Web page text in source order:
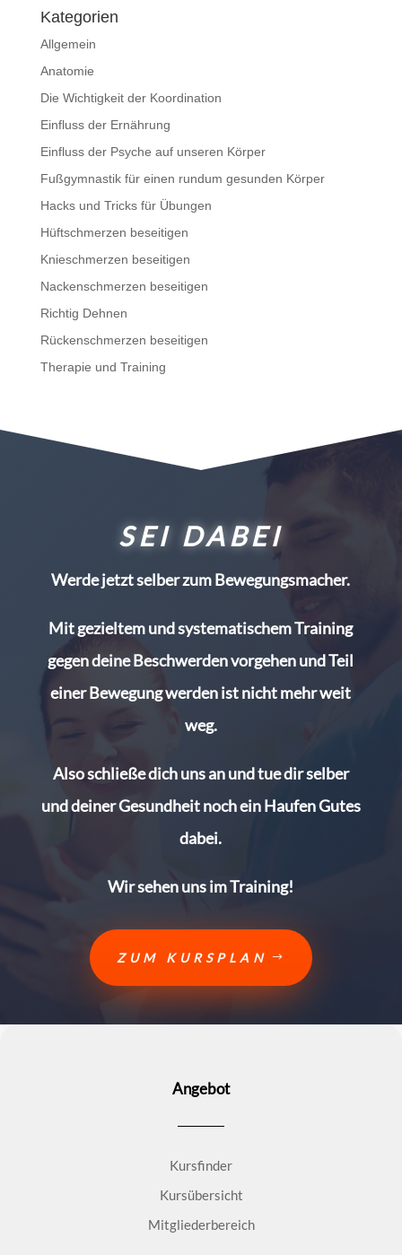
Kategorien
Allgemein
Anatomie
Die Wichtigkeit der Koordination
Einfluss der Ernährung
Einfluss der Psyche auf unseren Körper
Fußgymnastik für einen rundum gesunden Körper
Hacks und Tricks für Übungen
Hüftschmerzen beseitigen
Knieschmerzen beseitigen
Nackenschmerzen beseitigen
Richtig Dehnen
Rückenschmerzen beseitigen
Therapie und Training
SEI DABEI
Werde jetzt selber zum Bewegungsmacher.
Mit gezieltem und systematischem Training
gegen deine Beschwerden vorgehen und Teil
einer Bewegung werden ist nicht mehr weit
weg.
Also schließe dich uns an und tue dir selber
und deiner Gesundheit noch ein Haufen Gutes
dabei.
Wir sehen uns im Training!
ZUM KURSPLAN
Angebot
Kursfinder
Kursübersicht
Mitgliederbereich